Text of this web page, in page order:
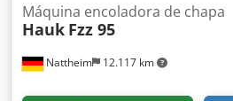
Nattheim 12.117 km
Máquina encoladora de chapa
Hauk Fzz 95